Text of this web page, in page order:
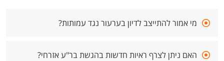
מי אמור להתייצב לדיון בערעור נגד עמותות?
האם ניתן לצרף ראיות חדשות בהגשת בר"ע אזרחי?